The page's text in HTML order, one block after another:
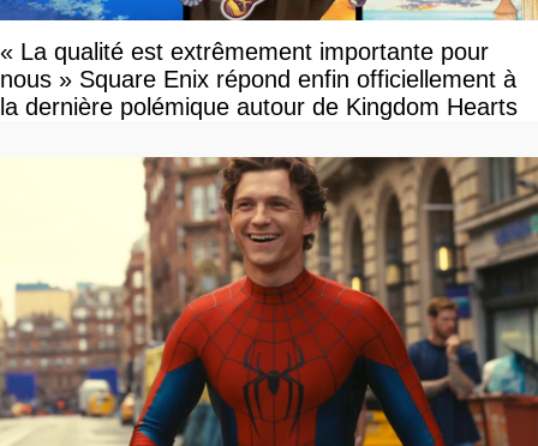
« La qualité est extrêmement importante pour
nous » Square Enix répond enfin officiellement à
la dernière polémique autour de Kingdom Hearts